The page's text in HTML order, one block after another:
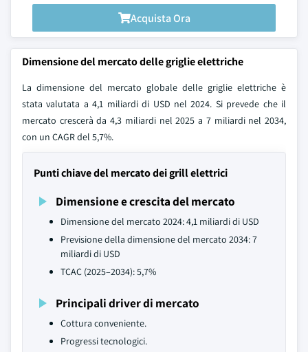
Acquista Ora
Dimensione del mercato delle griglie elettriche
La dimensione del mercato globale delle griglie elettriche è
stata valutata a 4,1 miliardi di USD nel 2024. Si prevede che il
mercato crescerà da 4,3 miliardi nel 2025 a 7 miliardi nel 2034,
con un CAGR del 5,7%.
Punti chiave del mercato dei grill elettrici
Dimensione e crescita del mercato
Dimensione del mercato 2024: 4,1 miliardi di USD
Previsione della dimensione del mercato 2034: 7
miliardi di USD
TCAC (2025–2034): 5,7%
Principali driver di mercato
Cottura conveniente.
Progressi tecnologici.